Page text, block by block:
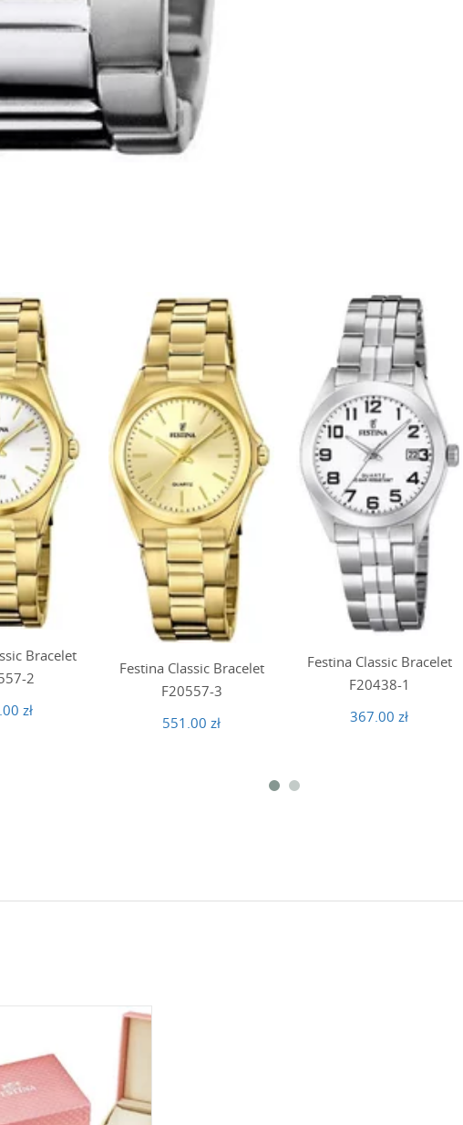
Bracelet
2
zł
Festina Classic Bracelet
F20557-3
551.00 zł
Festina Classic Bracelet
F20438-1
367.00 zł